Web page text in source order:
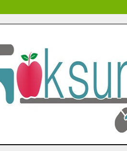
Komutanı Karakaya’dan
Yeni Köprüsünde Sona Doğru.